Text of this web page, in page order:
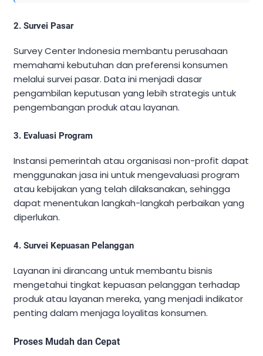
2. Survei Pasar
Survey Center Indonesia membantu perusahaan
memahami kebutuhan dan preferensi konsumen
melalui survei pasar. Data ini menjadi dasar
pengambilan keputusan yang lebih strategis untuk
pengembangan produk atau layanan.
3. Evaluasi Program
Instansi pemerintah atau organisasi non-profit dapat
menggunakan jasa ini untuk mengevaluasi program
atau kebijakan yang telah dilaksanakan, sehingga
dapat menentukan langkah-langkah perbaikan yang
diperlukan.
4. Survei Kepuasan Pelanggan
Layanan ini dirancang untuk membantu bisnis
mengetahui tingkat kepuasan pelanggan terhadap
produk atau layanan mereka, yang menjadi indikator
penting dalam menjaga loyalitas konsumen.
Proses Mudah dan Cepat